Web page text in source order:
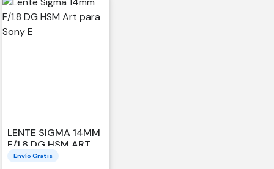
LENTE SIGMA 14MM
F/1.8 DG HSM ART
PARA SONY E
Envío Gratis